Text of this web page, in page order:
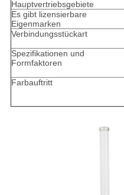
Hauptvertriebsgebiete
Es gibt lizensierbare
Eigenmarken
Verbindungsstückart
Spezifikationen und
Formfaktoren
Farbauftritt